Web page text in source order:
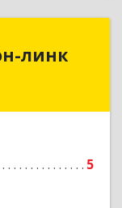
линк
5
линк